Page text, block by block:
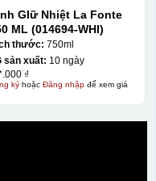
GIữ Nhiệt La Fonte
750 ML (014694-WHI)
thước: 750ml
sản xuất: 10 ngày
₫
kýhoặc Đăng nhậpđể xem giá